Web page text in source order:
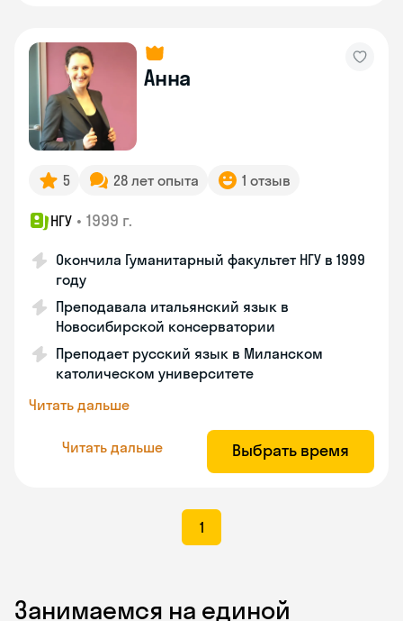
Анна
5 28 лет опыта 1 отзыв
НГУ • 1999 г.
Окончила Гуманитарный факультет НГУ в 1999
году
Преподавала итальянский язык в
Новосибирской консерватории
Преподает русский язык в Миланском
католическом университете
Читать дальше
Читать дальше Выбрать время
1
Занимаемся на единой